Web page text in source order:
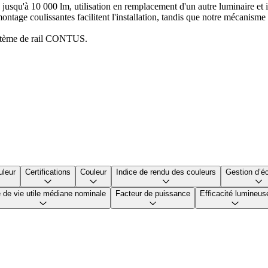
10 000 lm, utilisation en remplacement d'un autre luminaire
coulissantes facilitent l'installation, tandis que notre
de rail CONTUS.
Certifications Couleur Indice de rendu des couleurs Gestion
de vie utile médiane nominale Facteur de puissance Efficacité